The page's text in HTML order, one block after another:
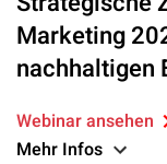
Marketing
nachhaltigen
Webinar ansehen
Mehr Infos